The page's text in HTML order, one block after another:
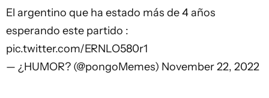
El argentino que ha estado más de 4 años
esperando este partido :
pic.twitter.com/ERNLO580r1
— ¿HUMOR? (@pongoMemes) November 22, 2022